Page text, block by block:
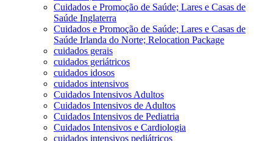
Cuidados e Promoção de Saúde; Lares e Casas de
Saúde Inglaterra
Cuidados e Promoção de Saúde; Lares e Casas de
Saúde Irlanda do Norte; Relocation Package
cuidados gerais
cuidados geriátricos
cuidados idosos
cuidados intensivos
Cuidados Intensivos Adultos
Cuidados Intensivos de Adultos
Cuidados Intensivos de Pediatria
Cuidados Intensivos e Cardiologia
cuidados intensivos pediátricos